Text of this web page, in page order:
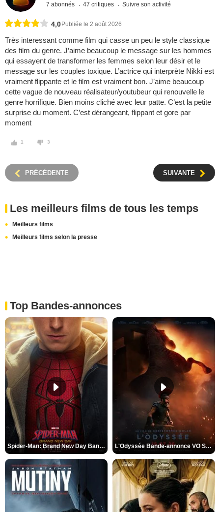
7 abonnés 47 critiques Suivre son activité
4,0 Publiée le 2 août 2026
Très interessant comme film qui casse un peu le style classique
des film du genre. J’aime beaucoup le message sur les hommes
qui essayent de transformer les femmes selon leur désir et le
message sur les couples toxique. L’actrice qui interprète Nikki est
vraiment flippante et le film est vraiment bon. J’aime beaucoup
cette vague de nouveau réalisateur/youtubeur qui renouvelle le
genre horrifique. Bien moins cliché avec leur patte. C’est la petite
surprise du moment. C’est dérangeant, flippant et gore par
moment
1 3
PRÉCÉDENTE SUIVANTE
Les meilleurs films de tous les temps
Meilleurs films
Meilleurs films selon la presse
Top Bandes-annonces
Spider-Man: Brand New Day Bande-annonce VO STFR L'Odyssée Bande-annonce VO STFR